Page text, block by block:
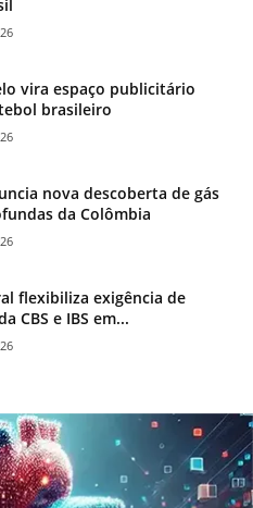
vira espaço publicitário
brasileiro
nova descoberta de gás
da Colômbia
flexibiliza exigência de
CBS e IBS em...